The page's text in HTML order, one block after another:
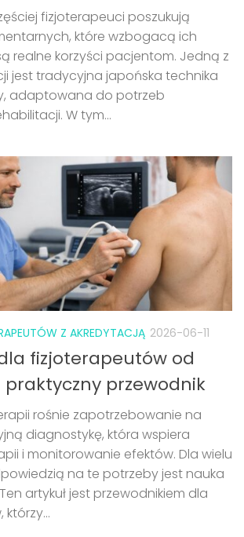
fizjoterapeuci poszukują
które wzbogacą ich
realne korzyści pacjentom. Jedną z
jest tradycyjna japońska technika
adaptowana do potrzeb
W tym...
Z AKREDYTACJĄ 2026-06-11
dla fizjoterapeutów od
przewodnik
rośnie zapotrzebowanie na
diagnostykę, która wspiera
i monitorowanie efektów. Dla wielu
na te potrzeby jest nauka
artykuł jest przewodnikiem dla